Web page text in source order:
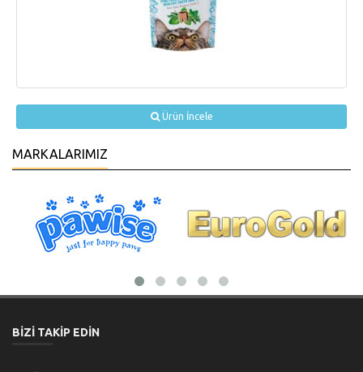
Ürün İncele
MARKALARIMIZ
BİZİ TAKİP EDİN